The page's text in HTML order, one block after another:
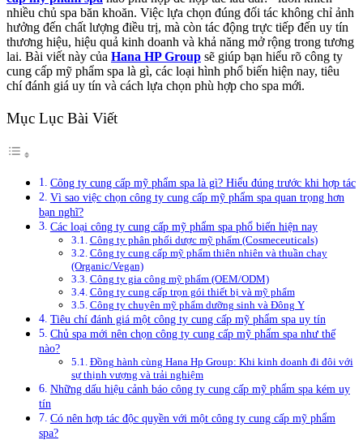
nhiều chủ spa băn khoăn. Việc lựa chọn đúng đối tác không chỉ ảnh
hưởng đến chất lượng điều trị, mà còn tác động trực tiếp đến uy tín
thương hiệu, hiệu quả kinh doanh và khả năng mở rộng trong tương
lai. Bài viết này của Hana HP Group sẽ giúp bạn hiểu rõ công ty
cung cấp mỹ phẩm spa là gì, các loại hình phổ biến hiện nay, tiêu
chí đánh giá uy tín và cách lựa chọn phù hợp cho spa mới.
Mục Lục Bài Viết
Công ty cung cấp mỹ phẩm spa là gì? Hiểu đúng trước khi hợp tác
Vì sao việc chọn công ty cung cấp mỹ phẩm spa quan trọng hơn
bạn nghĩ?
Các loại công ty cung cấp mỹ phẩm spa phổ biến hiện nay
Công ty phân phối dược mỹ phẩm (Cosmeceuticals)
Công ty cung cấp mỹ phẩm thiên nhiên và thuần chay
(Organic/Vegan)
Công ty gia công mỹ phẩm (OEM/ODM)
Công ty cung cấp trọn gói thiết bị và mỹ phẩm
Công ty chuyên mỹ phẩm dưỡng sinh và Đông Y
Tiêu chí đánh giá một công ty cung cấp mỹ phẩm spa uy tín
Chủ spa mới nên chọn công ty cung cấp mỹ phẩm spa như thế
nào?
Đồng hành cùng Hana Hp Group: Khi kinh doanh đi đôi với
sự thịnh vượng và trải nghiệm
Những dấu hiệu cảnh báo công ty cung cấp mỹ phẩm spa kém uy
tín
Có nên hợp tác độc quyền với một công ty cung cấp mỹ phẩm
spa?